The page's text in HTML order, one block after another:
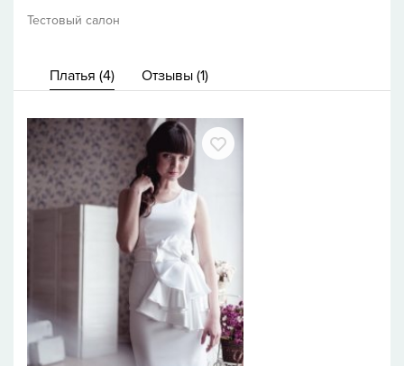
Тестовый салон
Платья (4) Отзывы (1)